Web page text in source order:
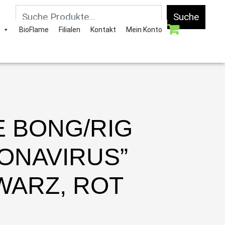
Suche
BioFlame Filialen Kontakt Mein Konto
BONG/RIG
ROT